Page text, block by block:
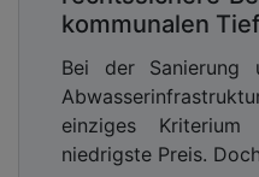
kommunalen
Bei der Sanierung
einziges
niedrigste Preis.